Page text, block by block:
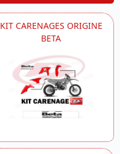
KIT CARENAGES ORIGINE
BETA